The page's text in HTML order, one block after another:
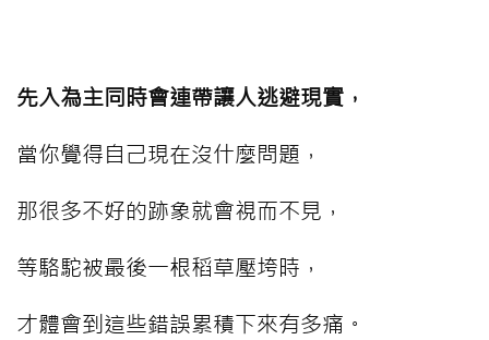
先入為主同時會連帶讓人逃避現實，
當你覺得自己現在沒什麼問題，
那很多不好的跡象就會視而不見，
等駱駝被最後一根稻草壓垮時，
才體會到這些錯誤累積下來有多痛。